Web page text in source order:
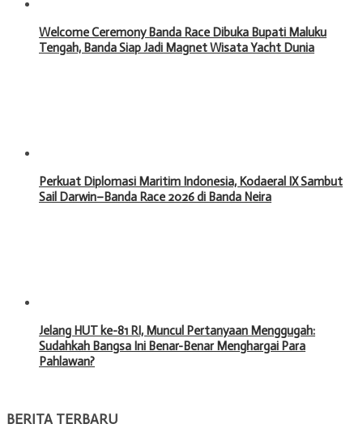
Welcome Ceremony Banda Race Dibuka Bupati Maluku
Tengah, Banda Siap Jadi Magnet Wisata Yacht Dunia
Perkuat Diplomasi Maritim Indonesia, Kodaeral IX Sambut
Sail Darwin–Banda Race 2026 di Banda Neira
Jelang HUT ke-81 RI, Muncul Pertanyaan Menggugah:
Sudahkah Bangsa Ini Benar-Benar Menghargai Para
Pahlawan?
BERITA TERBARU